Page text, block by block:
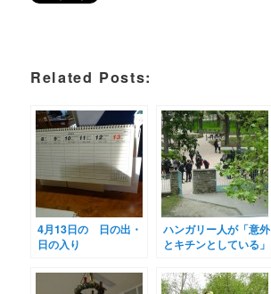
Related Posts:
4月13日の 日の出・
日の入り
ハンガリー人が「意外
とキチンとしている」